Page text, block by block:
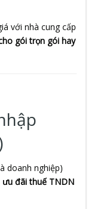
với nhà cung cấp
gói trọn gói hay
doanh nghiệp)
ưu đãi thuế TNDN